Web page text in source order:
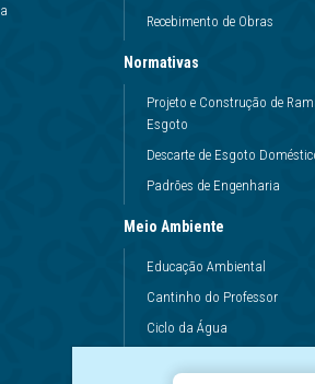
Recebimento de Obras
Normativas
Projeto e Construção de
Esgoto
Descarte de Esgoto
Padrões de Engenharia
Meio Ambiente
Educação Ambiental
Cantinho do Professor
Ciclo da Água